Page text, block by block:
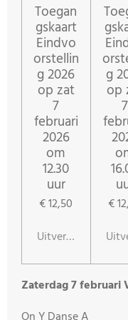
Toegan
gskaart
Eindvo
orstellin
g 2026
op zat
7
februari
2026
om
12.30
uur
€ 12,50
Uitverkocht
g
op
7
€
Zaterdag 7 februari